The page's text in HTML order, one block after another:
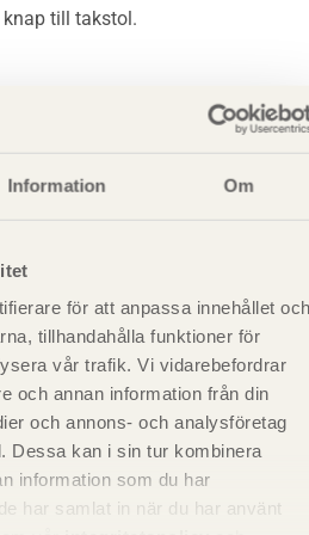
Information Om
för att anpassa innehållet och
tillhandahålla funktioner för
vår trafik. Vi vidarebefordrar
och annan information från din
och annons- och analysföretag
Dessa kan i sin tur kombinera
information som du har
har samlat in när du har använt
till takstol.
kvalitet
handboken för trä och
information om
för byggande